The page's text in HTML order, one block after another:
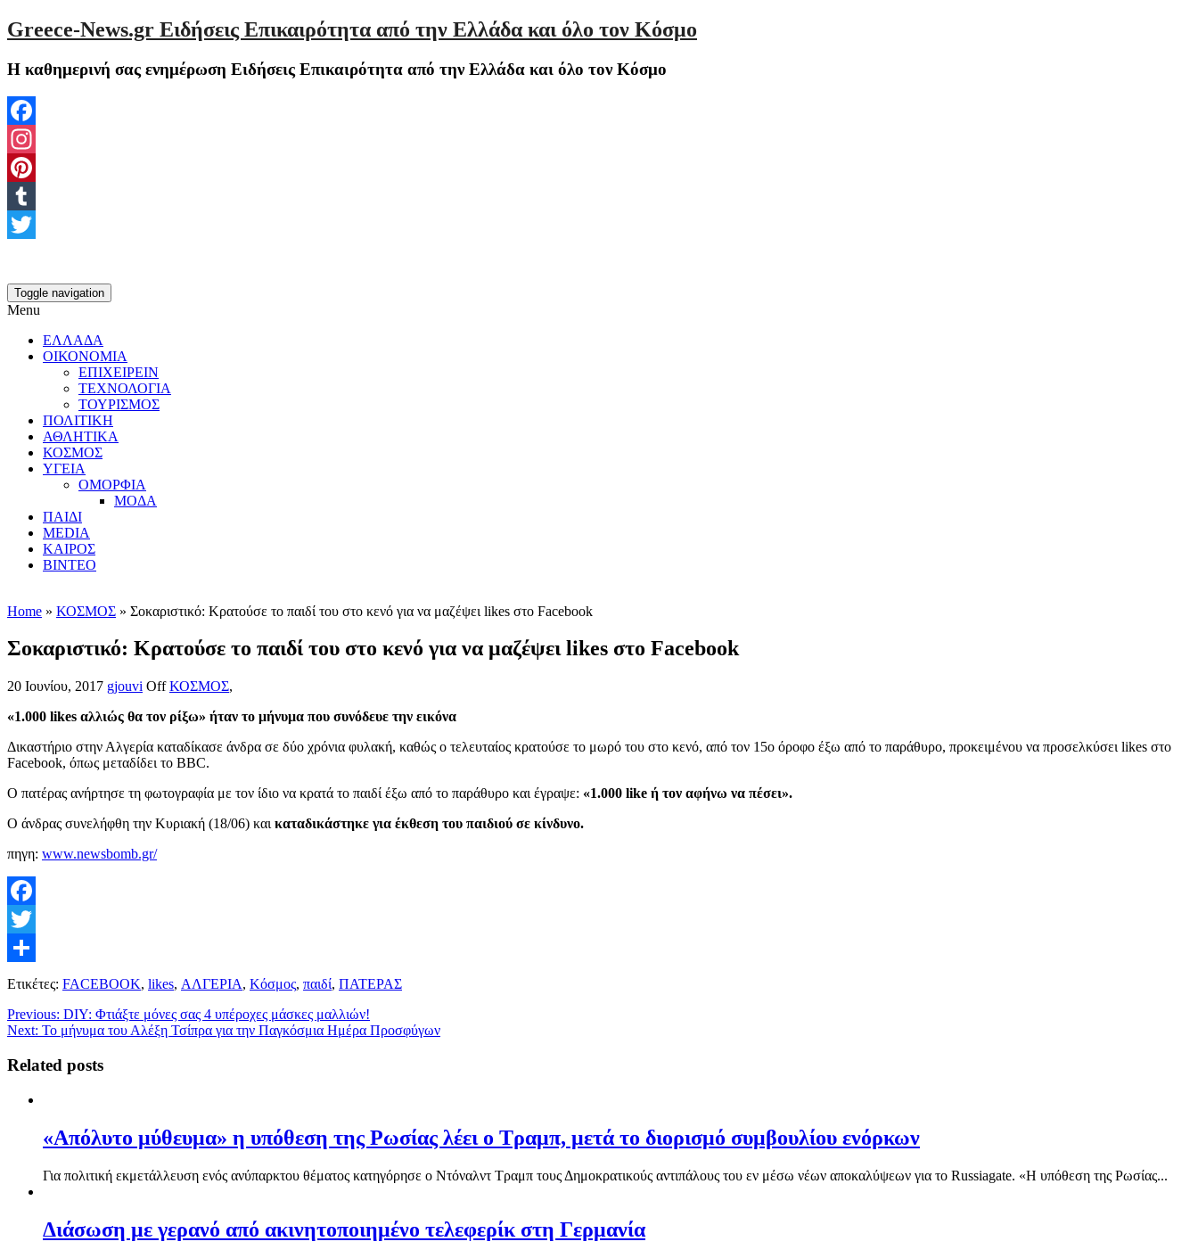
Greece-News.gr Ειδήσεις Επικαιρότητα από την Ελλάδα και όλο τον Κόσμο
Η καθημερινή σας ενημέρωση Ειδήσεις Επικαιρότητα από την Ελλάδα και όλο τον Κόσμο
Facebook
Instagram
Pinterest
Tumblr
Toggle navigation
Menu
ΕΛΛΑΔΑ
ΟΙΚΟΝΟΜΙΑ
ΕΠΙΧΕΙΡΕΙΝ
ΤΕΧΝΟΛΟΓΙΑ
ΤΟΥΡΙΣΜΟΣ
ΠΟΛΙΤΙΚΗ
ΑΘΛΗΤΙΚΑ
ΚΟΣΜΟΣ
ΥΓΕΙΑ
ΟΜΟΡΦΙΑ
ΜΟΔΑ
ΠΑΙΔΙ
MEDIA
ΚΑΙΡΟΣ
ΒΙΝΤΕΟ
Home » ΚΟΣΜΟΣ » Σοκαριστικό: Κρατούσε το παιδί του στο κενό για να μαζέψει likes στο Facebook
Σοκαριστικό: Κρατούσε το παιδί του στο κενό για να μαζέψει likes στο Facebook
20 Ιουνίου, 2017 gjouvi Off ΚΟΣΜΟΣ,
«1.000 likes αλλιώς θα τον ρίξω» ήταν το μήνυμα που συνόδευε την εικόνα
Δικαστήριο στην Αλγερία καταδίκασε άνδρα σε δύο χρόνια φυλακή, καθώς ο τελευταίος κρατούσε το μωρό του στο κενό, από τον 15ο όροφο έξω από το παράθυρο, προκειμένου να προσελκύσει likes στο
Facebook, όπως μεταδίδει το BBC.
Ο πατέρας ανήρτησε τη φωτογραφία με τον ίδιο να κρατά το παιδί έξω από το παράθυρο και έγραψε: «1.000 like ή τον αφήνω να πέσει».
Ο άνδρας συνελήφθη την Κυριακή (18/06) και καταδικάστηκε για έκθεση του παιδιού σε κίνδυνο.
πηγη: www.newsbomb.gr/
Facebook
Twitter
Μοιραστείτε
Ετικέτες: FACEBOOK, likes, ΑΛΓΕΡΙΑ, Κόσμος, παιδί, ΠΑΤΕΡΑΣ
Previous: DIY: Φτιάξτε μόνες σας 4 υπέροχες μάσκες μαλλιών!
Next: Το μήνυμα του Αλέξη Τσίπρα για την Παγκόσμια Ημέρα Προσφύγων
Related posts
«Απόλυτο μύθευμα» η υπόθεση της Ρωσίας λέει ο Τραμπ, μετά το διορισμό συμβουλίου ενόρκων
Για πολιτική εκμετάλλευση ενός ανύπαρκτου θέματος κατηγόρησε ο Ντόναλντ Τραμπ τους Δημοκρατικούς αντιπάλους του εν μέσω νέων αποκαλύψεων για το Russiagate. «Η υπόθεση της Ρωσίας...
Διάσωση με γερανό από ακινητοποιημένο τελεφερίκ στη Γερμανία